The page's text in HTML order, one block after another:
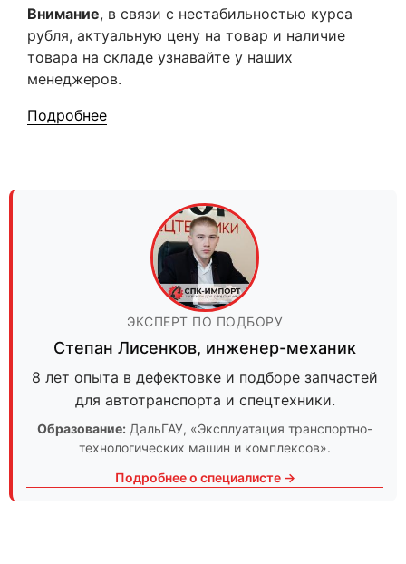
Внимание, в связи с нестабильностью курса
рубля, актуальную цену на товар и наличие
товара на складе узнавайте у наших
менеджеров.
Подробнее
ЭКСПЕРТ ПО ПОДБОРУ
Степан Лисенков, инженер-механик
8 лет опыта в дефектовке и подборе запчастей
для автотранспорта и спецтехники.
Образование: ДальГАУ, «Эксплуатация транспортно-
технологических машин и комплексов».
Подробнее о специалисте →